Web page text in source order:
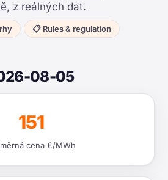
z reálných dat.
📋 Rules & regulation
08-05
151
cena €/MWh